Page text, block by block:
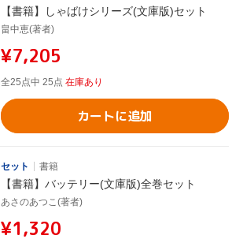
【書籍】しゃばけシリーズ(文庫版)セット
畠中恵(著者)
¥7,205
全25点中 25点 在庫あり
カートに追加
セット 書籍
【書籍】バッテリー(文庫版)全巻セット
あさのあつこ(著者)
¥1,320